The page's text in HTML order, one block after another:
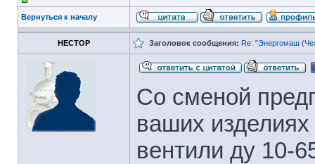
Вернуться к началу
НЕСТОР Заголовок сообщения: Re: "Энергомаш
Со сменой
ваших
вентили ду 10-